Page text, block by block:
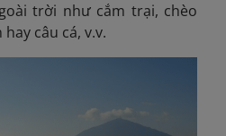
trời như cắm trại, chèo
câu cá, v.v.